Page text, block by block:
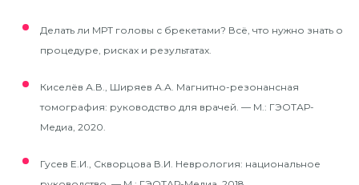
Делать ли МРТ головы с брекетами? Всё, что нужно знать о
процедуре, рисках и результатах.
Киселёв А.В., Ширяев А.А. Магнитно-резонансная
томография: руководство для врачей. — М.: ГЭОТАР-
Медиа, 2020.
Гусев Е.И., Скворцова В.И. Неврология: национальное